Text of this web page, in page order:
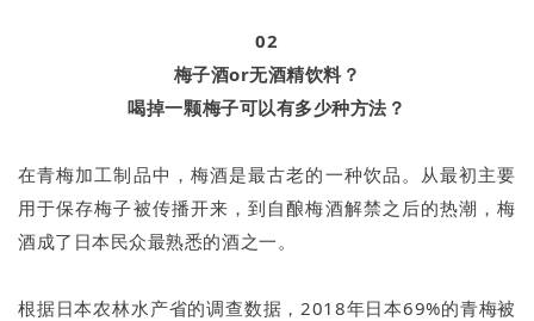
02
梅子酒or无酒精饮料？
喝掉一颗梅子可以有多少种方法？
在青梅加工制品中，梅酒是最古老的一种饮品。从最初主要
用于保存梅子被传播开来，到自酿梅酒解禁之后的热潮，梅
酒成了日本民众最熟悉的酒之一。
根据日本农林水产省的调查数据，2018年日本69%的青梅被